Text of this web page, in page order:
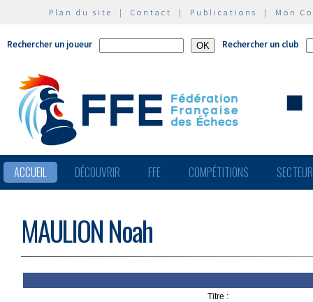
Plan du site | Contact | Publications | Mon
Rechercher un joueur Rechercher un club
ACCUEIL DÉCOUVRIR FFE COMPÉTITIONS
MAULION Noah
Titre :